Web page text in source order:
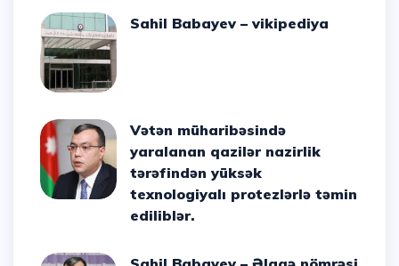
Sahil Babayev – vikipediya
Vətən müharibəsində
yaralanan qazilər nazirlik
tərəfindən yüksək
texnologiyalı protezlərlə təmin
ediliblər.